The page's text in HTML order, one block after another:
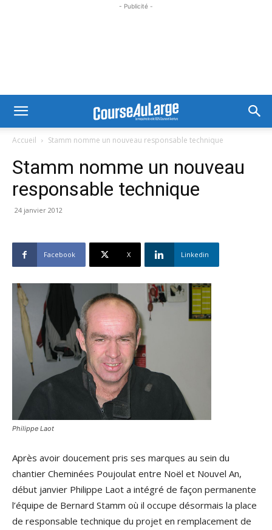
- Publicité -
Accueil Stamm nomme un nouveau responsable technique
Stamm nomme un nouveau
responsable technique
24 janvier 2012
Facebook X Linkedin
Philippe Laot
Après avoir doucement pris ses marques au sein du
chantier Cheminées Poujoulat entre Noël et Nouvel An,
début janvier Philippe Laot a intégré de façon permanente
l’équipe de Bernard Stamm où il occupe désormais la place
de responsable technique du projet en remplacement de